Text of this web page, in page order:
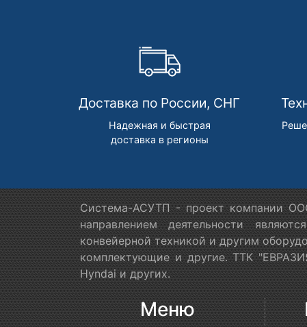
Доставка по России, СНГ
Надежная и быстрая
доставка в регионы
Система-АСУТП - проект компании
направлением деятельности
конвейерной техникой и другим
комплектующие и другие. ТТК
Hyndai и других.
Меню